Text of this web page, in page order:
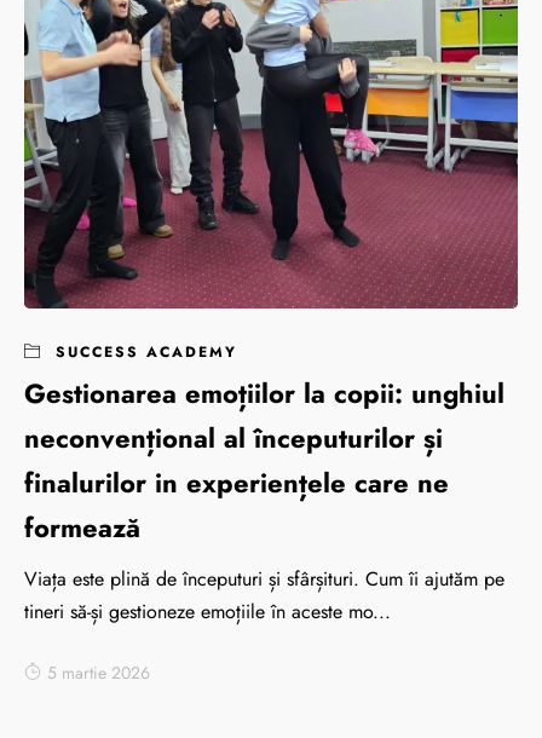
SUCCESS ACADEMY
Gestionarea emoțiilor la copii: unghiul
neconvențional al începuturilor și
finalurilor in experiențele care ne
formează
Viața este plină de începuturi și sfârșituri. Cum îi ajutăm pe
tineri să-și gestioneze emoțiile în aceste mo...
5 martie 2026